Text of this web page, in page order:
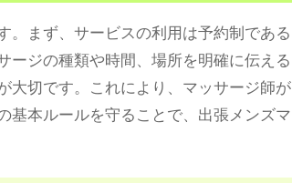
。まず、サービスの利用は予約制である
ージの種類や時間、場所を明確に伝える
大切です。これにより、マッサージ師が
基本ルールを守ることで、出張メンズマ